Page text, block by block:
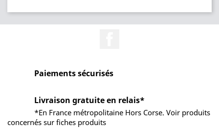
Paiements sécurisés
Livraison gratuite en relais*
*En France métropolitaine Hors Corse. Voir produits
concernés sur fiches produits